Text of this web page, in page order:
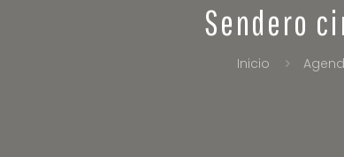
Sendero
Inicio